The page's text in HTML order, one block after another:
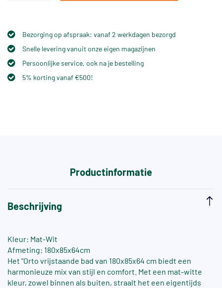
Bezorging op afspraak: vanaf 2 werkdagen bezorgd
Snelle levering vanuit onze eigen magazijnen
Persoonlijke service, ook na je bestelling
5% korting vanaf €500!
Productinformatie
Beschrijving
Kleur: Mat-Wit
Afmeting: 180x85x64cm
Het “Orto vrijstaande bad van 180x85x64 cm biedt een
harmonieuze mix van stijl en comfort. Met een mat-witte
kleur, zowel binnen als buiten, straalt het een eigentijds